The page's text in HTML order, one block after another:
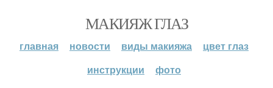
МАКИЯЖ ГЛАЗ
главная новости виды макияжа
цвет глаз
инструкции
фото